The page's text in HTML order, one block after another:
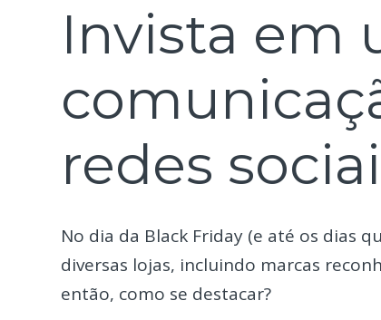
Invista em
redes
No dia da Black Friday (e até os dias
diversas lojas, incluindo marcas
então, como se destacar?